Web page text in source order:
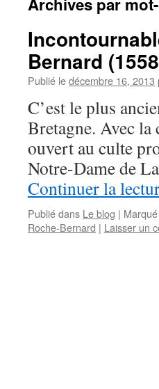
Bernard
Publié ledécembre 16, 2013
C’est le plus
Bretagne. Avec la
ouvert au culte
Notre-Dame de
Continuer la
Publié dans Le blog |
Roche-Bernard | Laisser un